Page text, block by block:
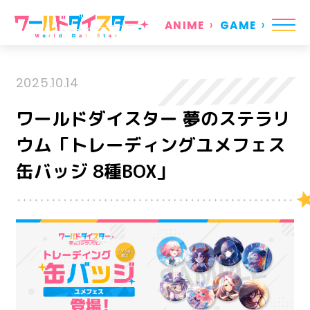
ANIME GAME
2025.10.14
ワールドダイスター 夢のステラリ
ウム「トレーディングユメフェス
缶バッジ 8種BOX」